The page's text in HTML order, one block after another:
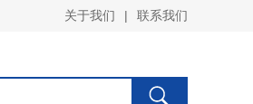
关于我们 | 联系我们